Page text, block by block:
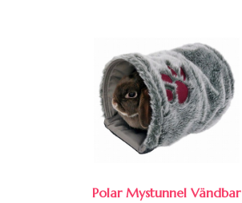
Polar Mystunnel Vändbar